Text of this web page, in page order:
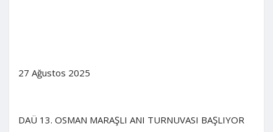
27 Ağustos 2025
DAÜ 13. OSMAN MARAŞLI ANI TURNUVASI BAŞLIYOR